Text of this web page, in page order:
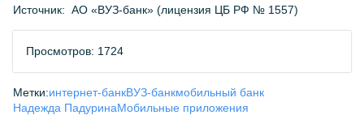
Источник: АО «ВУЗ-банк» (лицензия ЦБ РФ № 1557)
Просмотров: 1724
Метки:интернет-банкВУЗ-банкмобильный банк
Надежда ПадуринаМобильные приложения